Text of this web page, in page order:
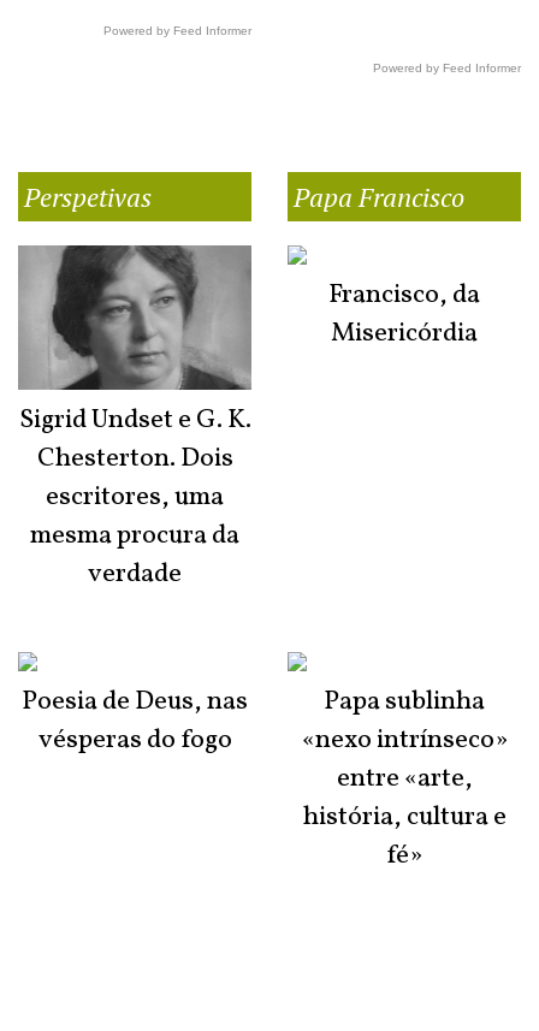
Powered by Feed Informer
Powered by Feed Informer
Perspetivas
Sigrid Undset e G. K.
Chesterton. Dois
escritores, uma
mesma procura da
verdade
Poesia de Deus, nas
vésperas do fogo
Papa Francisco
Francisco, da
Misericórdia
Papa sublinha
«nexo intrínseco»
entre «arte,
história, cultura e
fé»